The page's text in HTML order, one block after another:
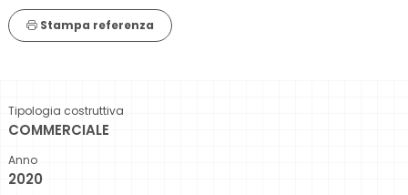
Stampa referenza
Tipologia costruttiva
COMMERCIALE
Anno
2020